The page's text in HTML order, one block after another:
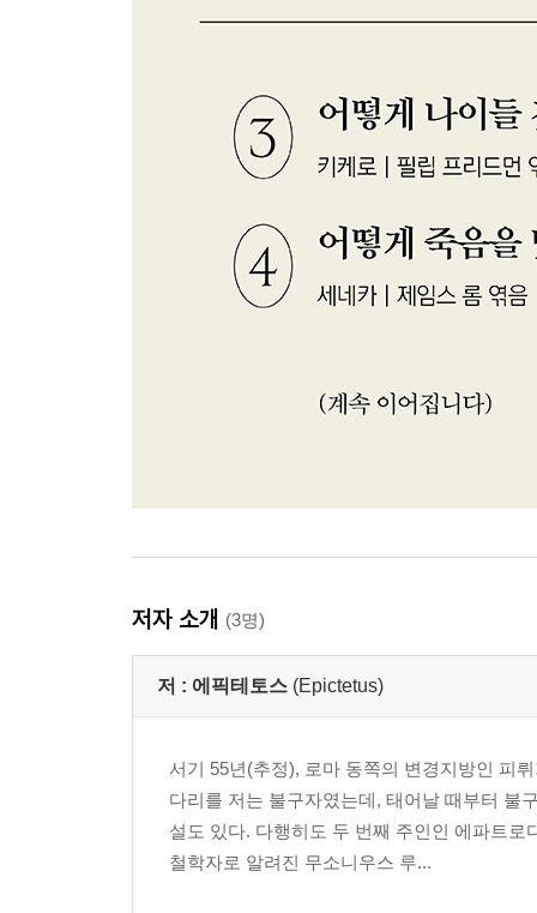
저자 소개 (3명)
저 : 에픽테토스 (Epictetus)
서기 55년(추정), 로마 동쪽의 변경지방인 피
다리를 저는 불구자였는데, 태어날 때부터 불
설도 있다. 다행히도 두 번째 주인인 에파트
철학자로 알려진 무소니우스 루...